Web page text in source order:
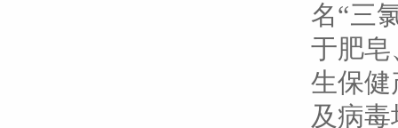
名“三
于肥皂
生保健
及病